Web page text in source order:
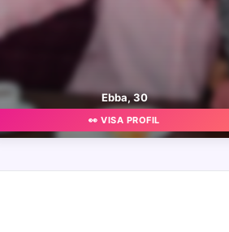
Ebba, 30
👀 VISA PROFIL